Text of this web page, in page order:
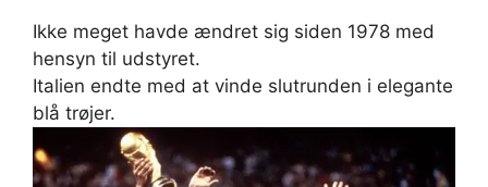
Ikke meget havde ændret sig siden 1978 med
hensyn til udstyret.
Italien endte med at vinde slutrunden i elegante
blå trøjer.